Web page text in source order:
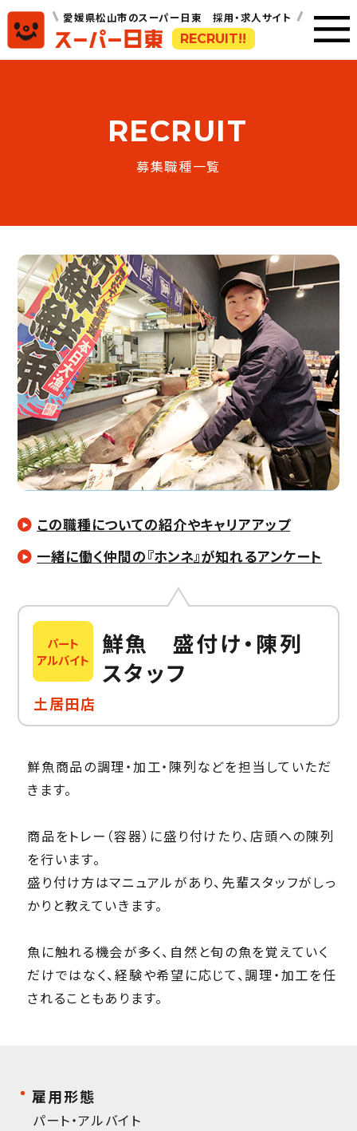
愛媛県松山市のスーパー日東 採用・求人サイト
RECRUIT!!
RECRUIT
募集職種一覧
この職種についての紹介やキャリアアップ
一緒に働く仲間の『ホンネ』が知れるアンケート
鮮魚 盛付け・陳列
スタッフ
土居田店
パート
アルバイト
鮮魚商品の調理・加工・陳列などを担当していただ
きます。
商品をトレー（容器）に盛り付けたり、店頭への陳列
を行います。
盛り付け方はマニュアルがあり、先輩スタッフがしっ
かりと教えていきます。
魚に触れる機会が多く、自然と旬の魚を覚えていく
だけではなく、経験や希望に応じて、調理・加工を任
されることもあります。
雇用形態
パート・アルバイト